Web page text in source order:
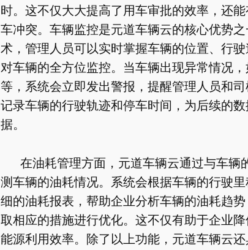
时。这不仅大大提高了用车审批的效率，还
车冲突。车辆监控是元道车辆云的核心优势
术，管理人员可以实时掌握车辆的位置、行
对车辆的全方位监控。当车辆出现异常情况
等，系统会立即发出警报，提醒管理人员和
记录车辆的行驶轨迹和停车时间，为后续的
据。
在油耗管理方面，元道车辆云通过与车辆
测车辆的油耗情况。系统会根据车辆的行驶
细的油耗报表，帮助企业分析车辆的油耗趋
取相应的措施进行优化。这不仅有助于企业
能源利用效率。除了以上功能，元道车辆云